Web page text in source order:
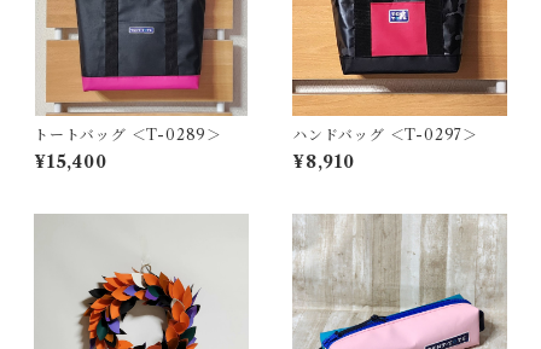
トートバッグ ＜T-0289＞
¥15,400
ハンドバッグ ＜T-0297＞
¥8,910